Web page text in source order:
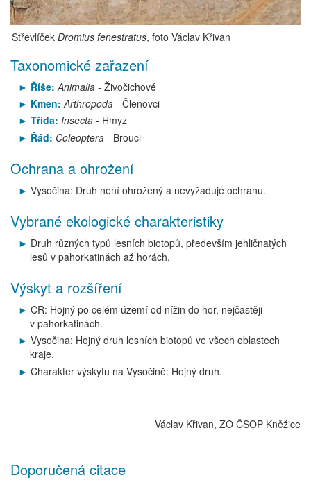
Střevlíček Dromius fenestratus, foto Václav Křivan
Taxonomické zařazení
Říše:Animalia- Živočichové
Kmen:Arthropoda- Členovci
Třída: Insecta- Hmyz
Řád: Coleoptera- Brouci
Ochrana a ohrožení
Vysočina: Druh není ohrožený a nevyžaduje ochranu.
Vybrané ekologické charakteristiky
Druh různých typů lesních biotopů, především jehličnatých
lesů v pahorkatinách až horách.
Výskyt a rozšíření
ČR: Hojný po celém území od nížin do hor, nejčastěji
v pahorkatinách.
Vysočina: Hojný druh lesních biotopů ve všech oblastech
kraje.
Charakter výskytu na Vysočině: Hojný druh.
Václav Křivan, ZO ČSOP Kněžice
Doporučená citace